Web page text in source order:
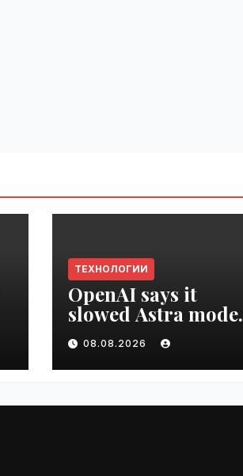
ТЕХНОЛОГИИ
OpenAI says it
slowed Astra model
development over
security concerns |
VseTime.ru
08.08.2026